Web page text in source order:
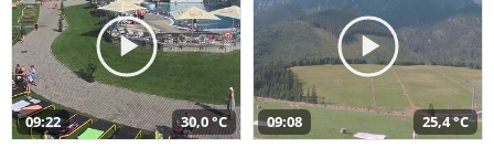
09:22 30,0 °C 09:08 25,4 °C